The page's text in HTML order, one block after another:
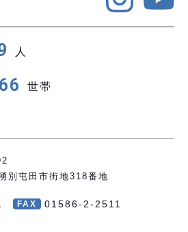
人
世帯
別屯田市街地318番地
FAX 01586-2-2511